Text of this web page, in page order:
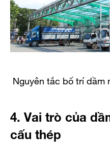
Nguyên tắc bố trí dầm
4. Vai trò của
cấu thép